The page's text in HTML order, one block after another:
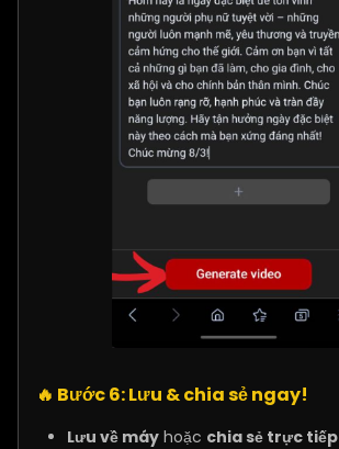
🔥 Bước 6: Lưu & chia sẻ ngay!
Lưu về máy hoặc chia sẻ trực tiếp